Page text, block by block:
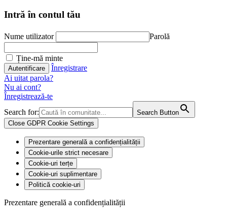
Intră în contul tău
Nume utilizator Parolă
Ține-mă minte
Înregistrare
Ai uitat parola?
Nu ai cont?
Înregistrează-te
Search for:
Search Button
Close GDPR Cookie Settings
Prezentare generală a confidențialității
Cookie-urile strict necesare
Cookie-uri terțe
Cookie-uri suplimentare
Politică cookie-uri
Prezentare generală a confidențialității